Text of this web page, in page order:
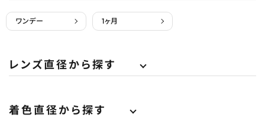
ワンデー 1ヶ月
レンズ直径から探す
着色直径から探す